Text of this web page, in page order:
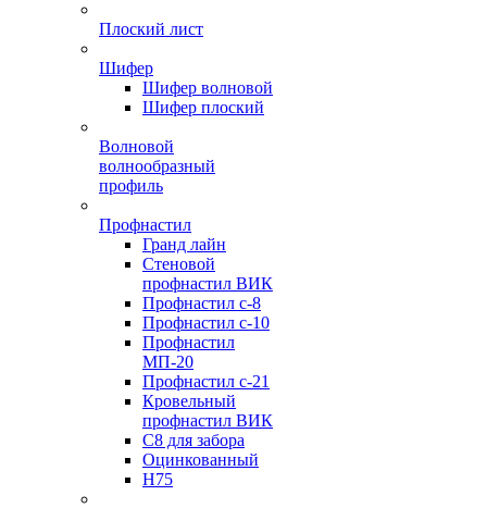
Плоский лист
Шифер
Шифер волновой
Шифер плоский
Волновой
волнообразный
профиль
Профнастил
Гранд лайн
Стеновой
профнастил ВИК
Профнастил с-8
Профнастил с-10
Профнастил
МП-20
Профнастил с-21
Кровельный
профнастил ВИК
С8 для забора
Оцинкованный
Н75